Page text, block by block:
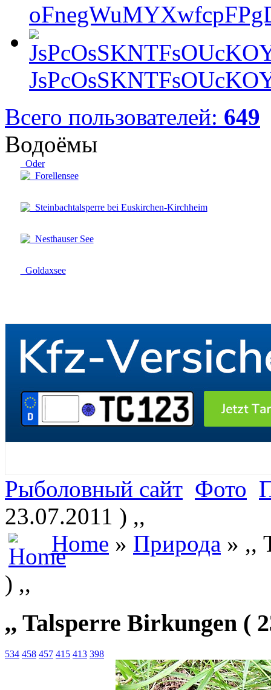
Всего пользователей: 649
Водоёмы
Oder
Forellensee
Steinbachtalsperre bei Euskirchen-Kirchheim
Nesthauser See
Goldaxsee
Рыболовный сайт Фото
23.07.2011 ) ,,
Home » Природа » ,,
) ,,
,, Talsperre Birkungen (
534 458 457 415 413 398